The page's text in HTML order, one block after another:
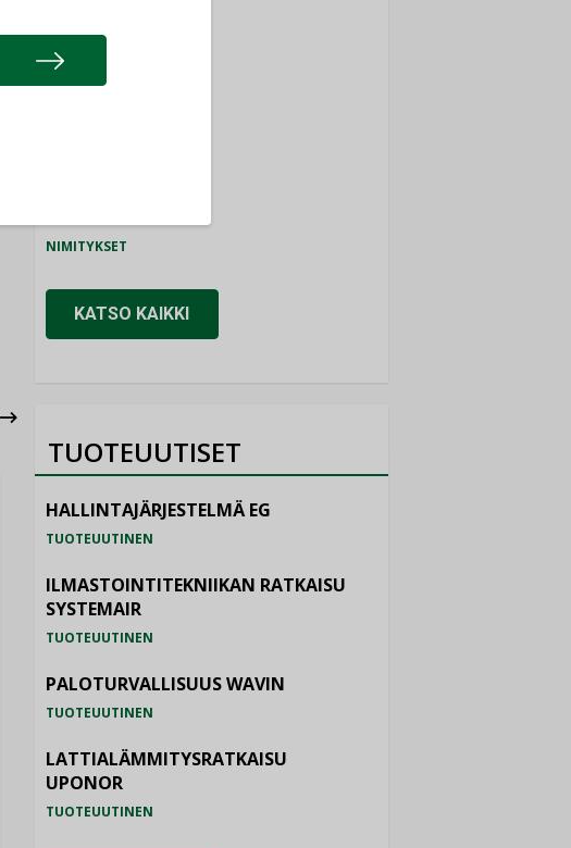
Refair
NIMITYKSET
KATSO KAIKKI
TUOTEUUTISET
HALLINTAJÄRJESTELMÄ EG
TUOTEUUTINEN
ILMASTOINTITEKNIIKAN RATKAISU
SYSTEMAIR
TUOTEUUTINEN
PALOTURVALLISUUS WAVIN
TUOTEUUTINEN
LATTIALÄMMITYSRATKAISU
UPONOR
TUOTEUUTINEN